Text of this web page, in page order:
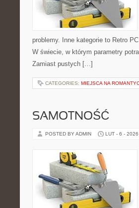
problemy. Inne kategorie to Retro
W świecie, w którym parametry
Zamiast pustych […]
CATEGORIES: MIEJSCA NA
SAMOTNOŚĆ
POSTED BY ADMIN LUT - 6 - 2026